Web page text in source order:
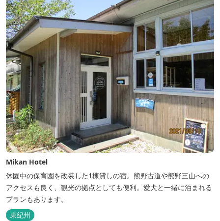
Mikan Hotel
休園中の保育園を改装した1棟貸しの宿。熊野古道や熊野三山への
アクセスも良く、観光の拠点としても便利。愛犬と一緒に泊まれる
プランもあります。
東紀州